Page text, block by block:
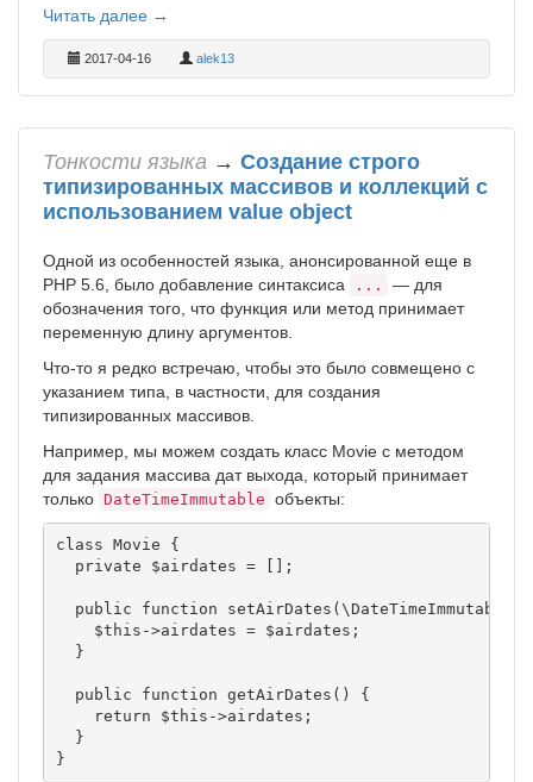
Читать далее →
2017-04-16 alek13
Тонкости языка → Создание строго
типизированных массивов и коллекций с
использованием value object
Одной из особенностей языка, анонсированной еще в
PHP 5.6, было добавление синтаксиса
...
— для
обозначения того, что функция или метод принимает
переменную длину аргументов.
Что-то я редко встречаю, чтобы это было совмещено с
указанием типа, в частности, для создания
типизированных массивов.
Например, мы можем создать класс Movie с методом
для задания массива дат выхода, который принимает
только DateTimeImmutable объекты:
class Movie {
  private $airdates = [];
public function setAirDates(\DateTimeImmutable
    $this->airdates = $airdates;
  }
  public function getAirDates() {
    return $this->airdates;
  }